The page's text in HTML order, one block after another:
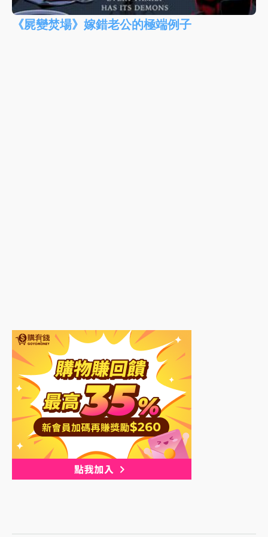
《屍變焚場》嫁錯老公的極端例子